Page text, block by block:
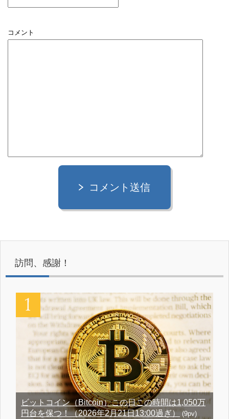
コメント
コメント送信
訪問、感謝！
ビットコイン（Bitcoin）この日この時間は1,050万
円台を保つ！（2026年2月21日13:00過ぎ）
(9pv)